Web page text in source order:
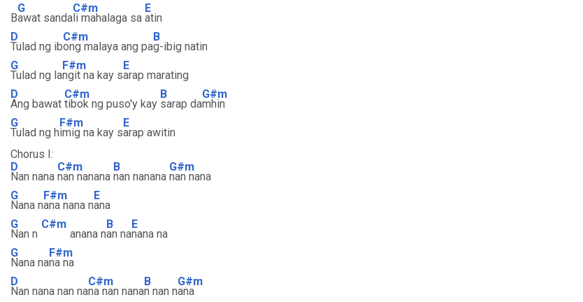
B
G
awat sanda
C#m
li mahalaga sa
E
atin
D
Tulad ng ib
C#m
ong malaya ang pa
B
g-ibig natin
G
Tulad ng la
F#m
ngit na kay s
E
arap marating
D
Ang bawat
C#m
tibok ng puso'y kay
B
sarap da
G#m
mhin
G
Tulad ng h
F#m
imig na kay s
E
arap awitin
Chorus I:
D
Nan nana
C#m
nan nanana
B
nan nanana
G#m
nan nana
G
Nana n
F#m
ana nana n
E
ana
G
Nan n
C#m
anana n
B
an na
E
nana na
G
Nana na
F#m
na na
D
Nan nana nan na
C#m
na nan nana
B
n nan n
G#m
ana